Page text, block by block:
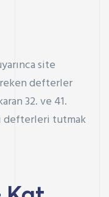
site
defterler
32. ve 41.
defterleri tutmak